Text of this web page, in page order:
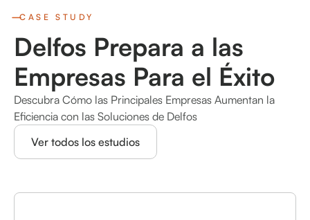
CASE STUDY
Delfos Prepara a las
Empresas Para el Éxito
Descubra Cómo las Principales Empresas Aumentan la
Eficiencia con las Soluciones de Delfos
Ver todos los estudios